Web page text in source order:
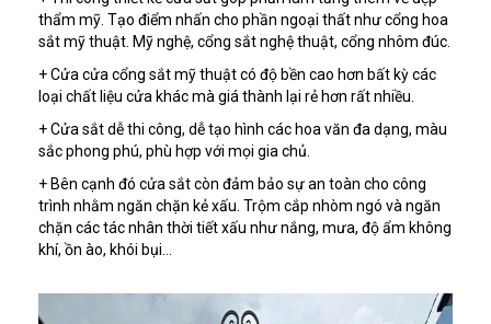
thẩm mỹ. Tạo điểm nhấn cho phần ngoại thất như cổng hoa
sắt mỹ thuật. Mỹ nghệ, cổng sắt nghệ thuật, cổng nhôm đúc.
+ Cửa cửa cổng sắt mỹ thuật có độ bền cao hơn bất kỳ các
loại chất liệu cửa khác mà giá thành lại rẻ hơn rất nhiều.
+ Cửa sắt dễ thi công, dễ tạo hình các hoa văn đa dạng, màu
sắc phong phú, phù hợp với mọi gia chủ.
+ Bên cạnh đó cửa sắt còn đảm bảo sự an toàn cho công
trình nhằm ngăn chặn kẻ xấu. Trộm cắp nhòm ngó và ngăn
chặn các tác nhân thời tiết xấu như nắng, mưa, độ ẩm không
khí, ồn ào, khói bụi…